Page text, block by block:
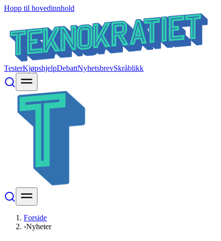
Hopp til hovedinnhold
TesterKjøpshjelpDebattNyhetsbrevSkråblikk
Forside
›Nyheter